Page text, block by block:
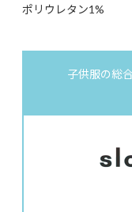
ポリウレタン1%
子供服の総